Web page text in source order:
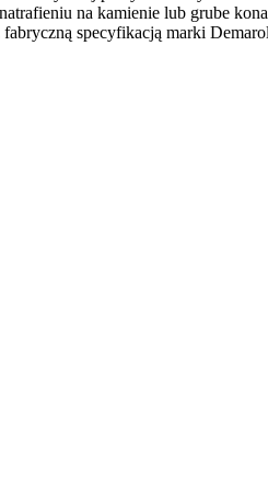
na kamienie lub grube
specyfikacją marki